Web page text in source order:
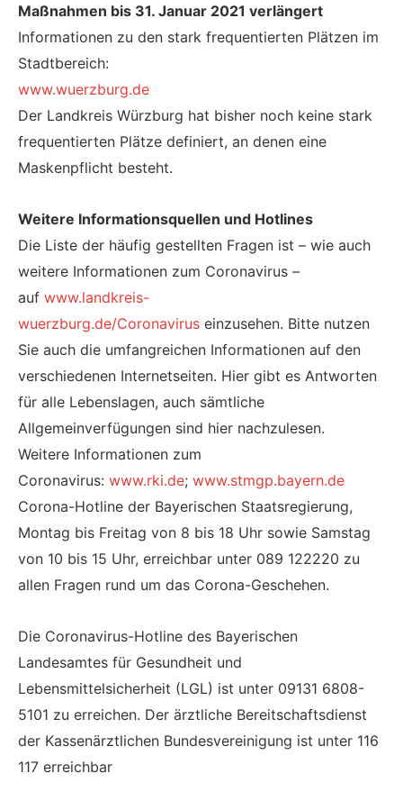
Maßnahmen bis 31. Januar 2021 verlängert
Informationen zu den stark frequentierten Plätzen im
Stadtbereich:
www.wuerzburg.de
Der Landkreis Würzburg hat bisher noch keine stark
frequentierten Plätze definiert, an denen eine
Maskenpflicht besteht.
Weitere Informationsquellen und Hotlines
Die Liste der häufig gestellten Fragen ist – wie auch
weitere Informationen zum Coronavirus –
auf www.landkreis-
wuerzburg.de/Coronavirus einzusehen. Bitte nutzen
Sie auch die umfangreichen Informationen auf den
verschiedenen Internetseiten. Hier gibt es Antworten
für alle Lebenslagen, auch sämtliche
Allgemeinverfügungen sind hier nachzulesen.
Weitere Informationen zum
Coronavirus: www.rki.de; www.stmgp.bayern.de
Corona-Hotline der Bayerischen Staatsregierung,
Montag bis Freitag von 8 bis 18 Uhr sowie Samstag
von 10 bis 15 Uhr, erreichbar unter 089 122220 zu
allen Fragen rund um das Corona-Geschehen.
Die Coronavirus-Hotline des Bayerischen
Landesamtes für Gesundheit und
Lebensmittelsicherheit (LGL) ist unter 09131 6808-
5101 zu erreichen. Der ärztliche Bereitschaftsdienst
der Kassenärztlichen Bundesvereinigung ist unter 116
117 erreichbar